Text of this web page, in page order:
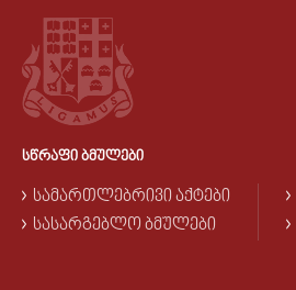
ᲡᲬᲠᲐᲤᲘ ᲑᲛᲣᲚᲔᲑᲘ
ᲡᲐᲛᲐᲠᲗᲚᲔᲑᲠᲘᲕᲘ ᲐᲥᲢᲔᲑᲘ
ᲡᲐᲡᲐᲠᲒᲔᲑᲚᲝ ᲑᲛᲣᲚᲔᲑᲘ